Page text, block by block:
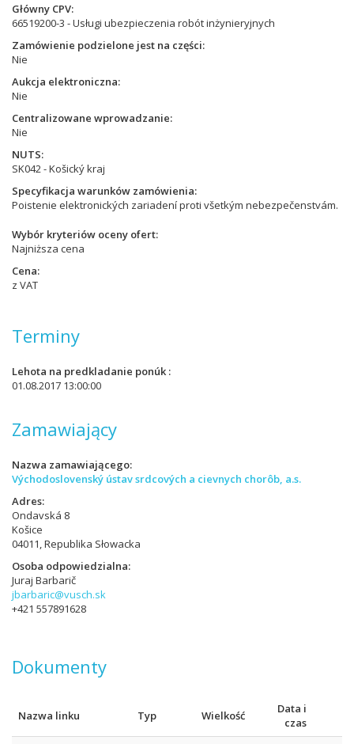
Główny CPV
66519200-3 - Usługi ubezpieczenia robót inżynieryjnych
Zamówienie podzielone jest na części
Nie
Aukcja elektroniczna
Nie
Centralizowane wprowadzanie
Nie
NUTS
SK042 - Košický kraj
Specyfikacja warunków zamówienia
Poistenie elektronických zariadení proti všetkým nebezpečenstvám.
Wybór kryteriów oceny ofert
Najniższa cena
Cena
z VAT
Terminy
Lehota na predkladanie ponúk
01.08.2017 13:00:00
Zamawiający
Nazwa zamawiającego
Východoslovenský ústav srdcových a cievnych chorôb, a.s.
Adres
Ondavská 8
Košice
04011, Republika Słowacka
Osoba odpowiedzialna
Juraj Barbarič
jbarbaric@vusch.sk
+421 557891628
Dokumenty
Nazwa linku Typ Wielkość
Data i
czas